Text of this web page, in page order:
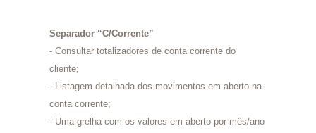
Separador “C/Corrente”
- Consultar totalizadores de conta corrente do
cliente;
- Listagem detalhada dos movimentos em aberto na
conta corrente;
- Uma grelha com os valores em aberto por mês/ano